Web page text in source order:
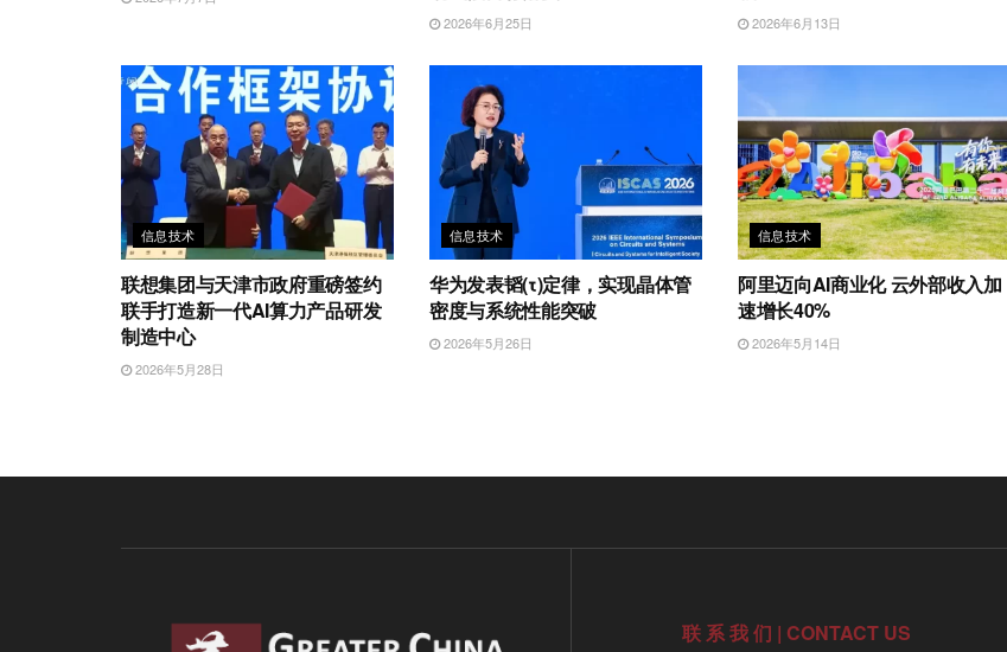
2026年6月25日 2026年6月13日
信息技术
联想集团与天津市政府重磅签约
联手打造新一代AI算力产品研发
制造中心
2026年5月28日
信息技术
华为发表韬(τ)定律，实现晶体管
密度与系统性能突破
2026年5月26日
信息技术
阿里迈向AI商业化 云外部收入加
速增长40%
2026年5月14日
联 系 我 们 | CONTACT US